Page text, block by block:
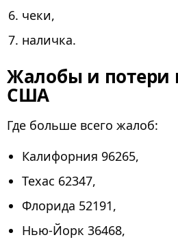
чеки,
наличка.
Жалобы и потери
США
Где больше всего жалоб:
Калифорния 96265,
Техас 62347,
Флорида 52191,
Нью-Йорк 36468,